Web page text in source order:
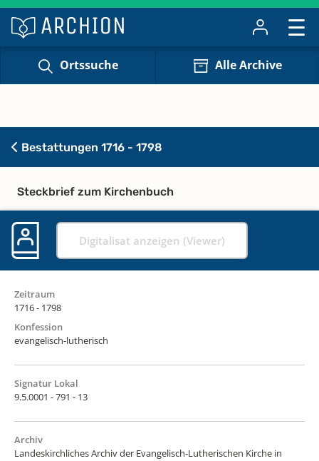
Ortssuche Alle Archive
Bestattungen 1716 - 1798
Steckbrief zum Kirchenbuch
Digitalisat anzeigen (Viewer)
Zeitraum
1716 - 1798
Konfession
evangelisch-lutherisch
Signatur Lokal
9.5.0001 - 791 - 13
Archiv
Landeskirchliches Archiv der Evangelisch-Lutherischen Kirche in